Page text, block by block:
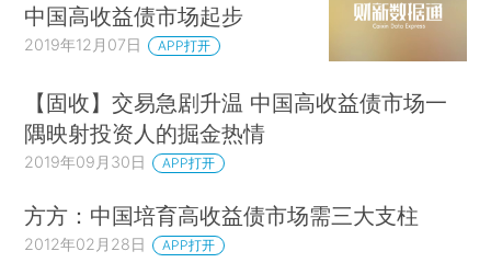
中国高收益债市场起步
2019年12月07日 APP打开
【固收】交易急剧升温 中国高收益债市场一
隅映射投资人的掘金热情
2019年09月30日 APP打开
方方：中国培育高收益债市场需三大支柱
2012年02月28日 APP打开